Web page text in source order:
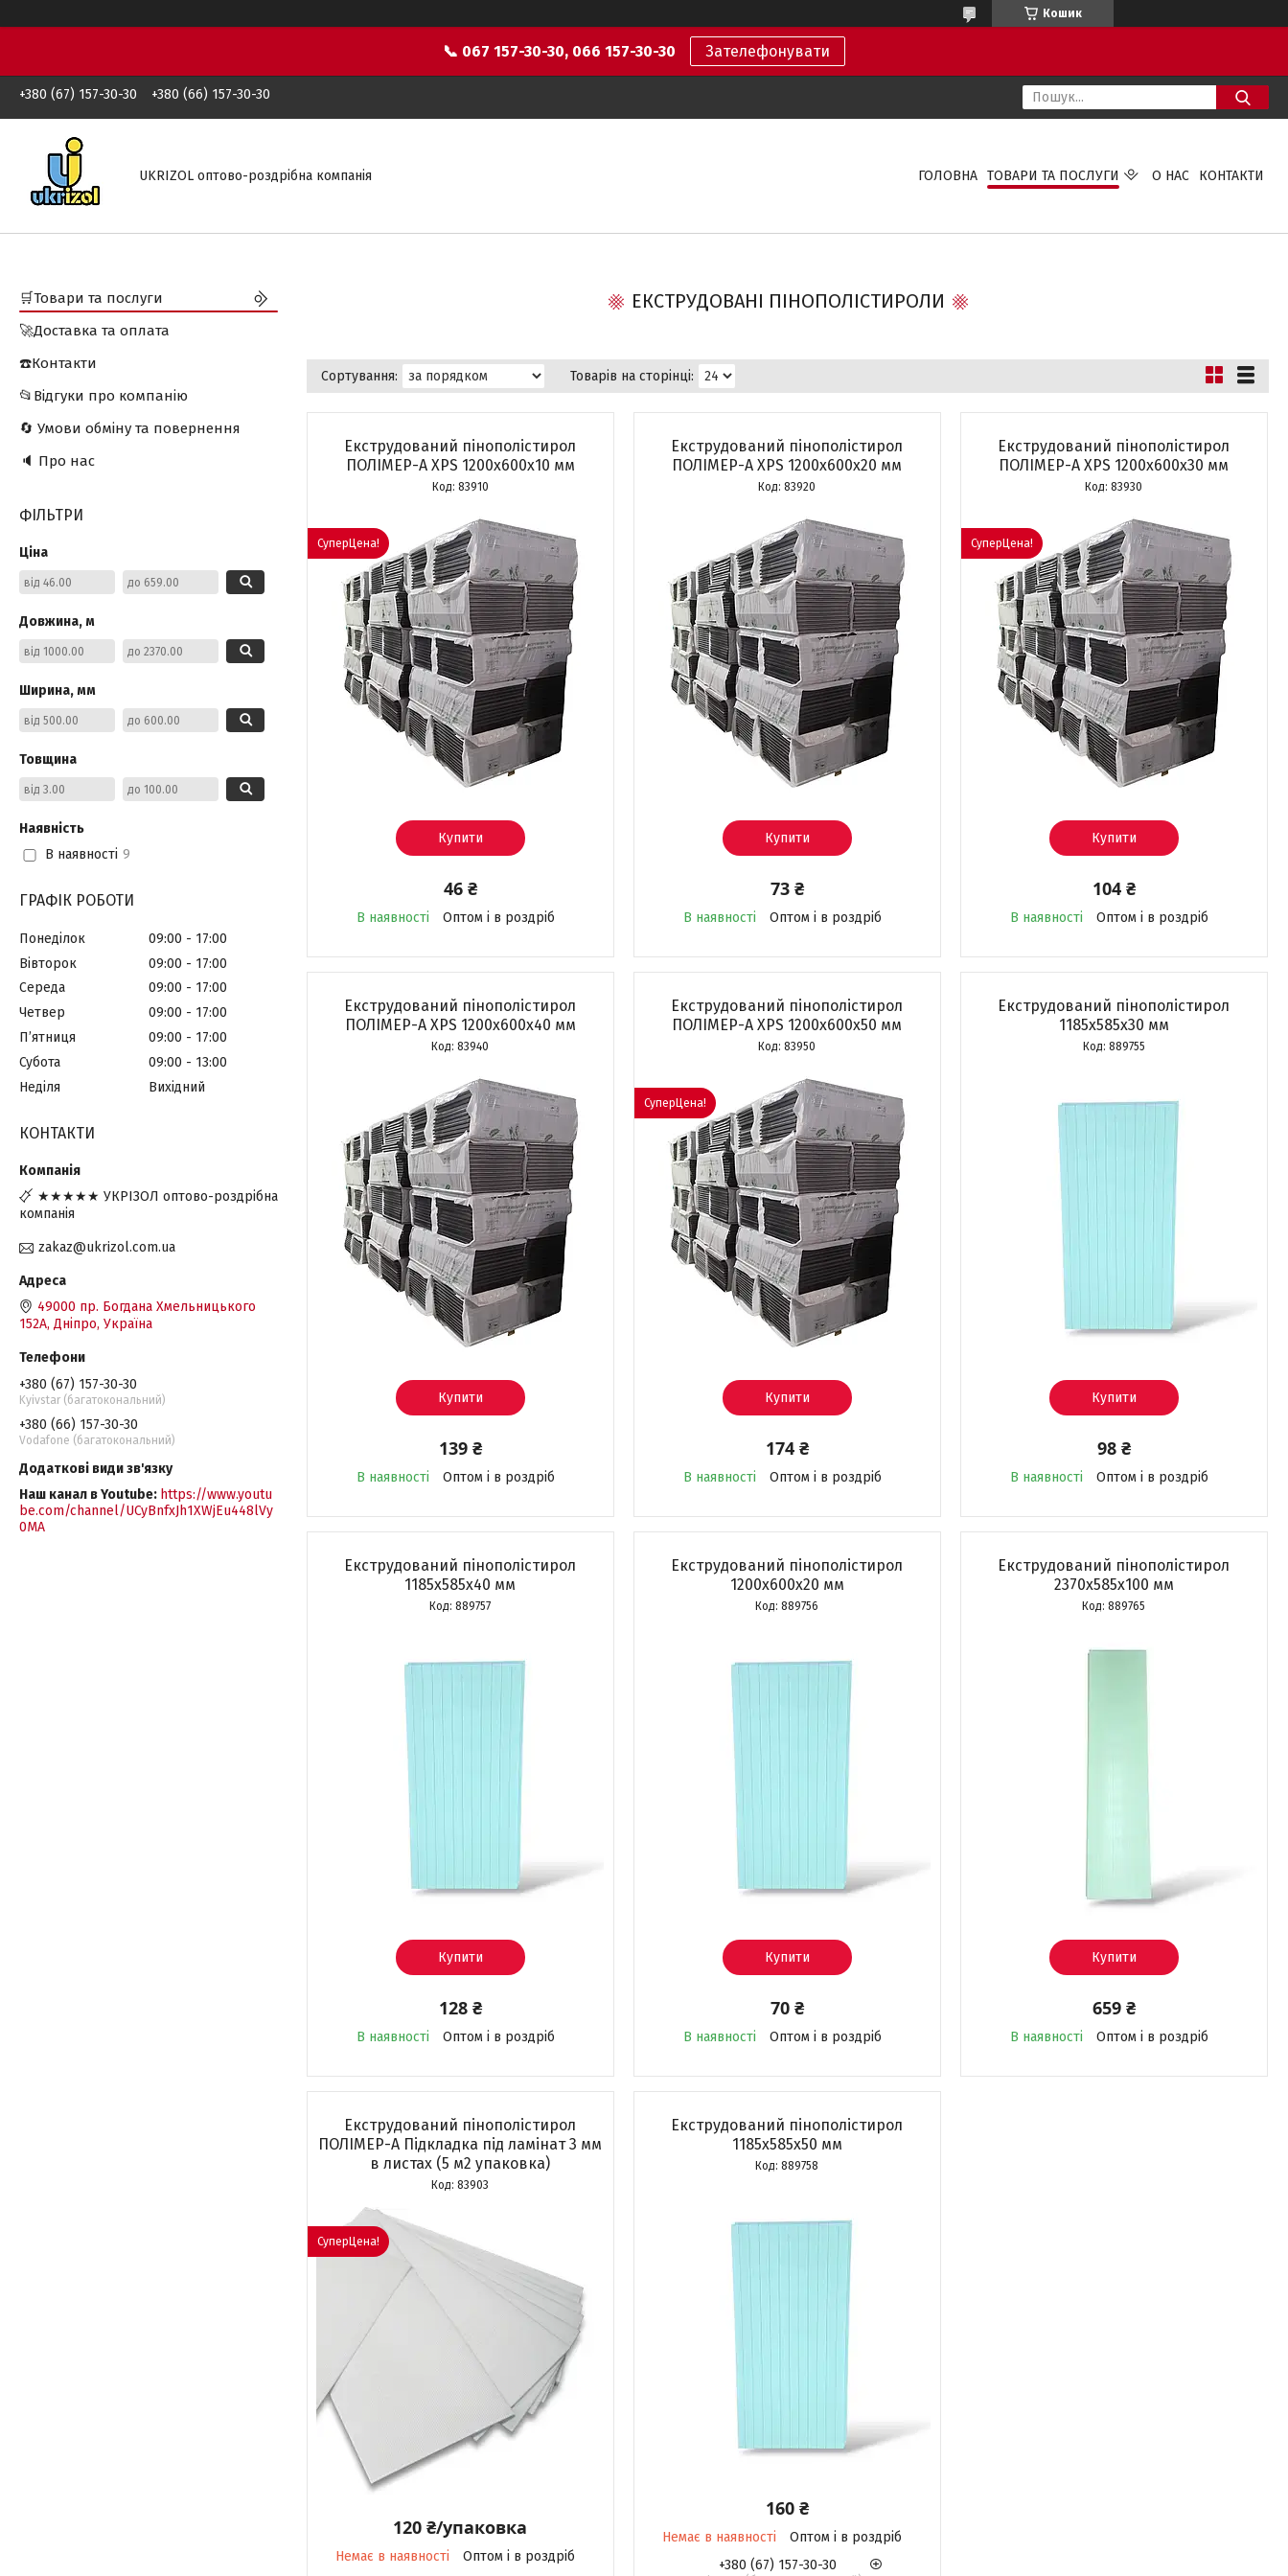
Кошик
📞 067 157-30-30, 066 157-30-30 Зателефонувати
+380 (67) 157-30-30 +380 (66) 157-30-30
UKRIZOL оптово-роздрібна компанія ГОЛОВНА ТОВАРИ ТА ПОСЛУГИ О НАС КОНТАКТИ
ЕКСТРУДОВАНІ ПІНОПОЛІСТИРОЛИ
Екструдований пінополістирол
ПОЛІМЕР-А XPS 1200х600х10 мм
83910
СуперЦена!
Купити
46 ₴
В наявності Оптом і в роздріб
Екструдований пінополістирол
ПОЛІМЕР-А XPS 1200х600х20 мм
83920
Купити
73 ₴
В наявності Оптом і в роздріб
Екструдований пінополістирол
ПОЛІМЕР-А XPS 1200х600х30 мм
83930
СуперЦена!
Купити
104 ₴
В наявності Оптом і в роздріб
Екструдований пінополістирол
ПОЛІМЕР-А XPS 1200х600х40 мм
83940
Купити
139 ₴
В наявності Оптом і в роздріб
Екструдований пінополістирол
ПОЛІМЕР-А XPS 1200х600х50 мм
83950
СуперЦена!
Купити
174 ₴
В наявності Оптом і в роздріб
Екструдований пінополістирол
1185х585х30 мм
889755
Купити
98 ₴
В наявності Оптом і в роздріб
Екструдований пінополістирол
1185х585х40 мм
889757
Купити
128 ₴
В наявності Оптом і в роздріб
Екструдований пінополістирол
1200х600х20 мм
889756
Купити
70 ₴
В наявності Оптом і в роздріб
Екструдований пінополістирол
2370х585х100 мм
889765
Купити
659 ₴
В наявності Оптом і в роздріб
Екструдований пінополістирол
ПОЛІМЕР-А Підкладка під ламінат 3 мм
в листах (5 м2 упаковка)
83903
СуперЦена!
120 ₴/упаковка
Немає в наявності Оптом і в роздріб
Екструдований пінополістирол
1185х585х50 мм
889758
160 ₴
Немає в наявності
Оптом і в роздріб
+380 (67) 157-30-30
🛒Товари та послуги
🚀Доставка та оплата
☎️Контакти
📂Відгуки про компанію
🔄 Умови обміну та повернення
🔈 Про нас
ФІЛЬТРИ
Ціна
Довжина, м
Ширина, мм
Товщина
Наявність
В наявності 9
ГРАФІК РОБОТИ
Понеділок 09:00
17:00
Вівторок
09:00
17:00
Середа
09:00
17:00
Четвер
09:00
17:00
Пʼятниця
09:00
17:00
Субота
09:00
13:00
Неділя
Вихідний
КОНТАКТИ
★★★★★ УКРІЗОЛ оптово-роздрібна
компанія
zakaz@ukrizol.com.ua
49000 пр. Богдана Хмельницького
152А, Дніпро, Україна
+380 (67) 157-30-30
Kyivstar (багатокональний)
+380 (66) 157-30-30
Vodafone (багатокональний)
Наш канал в Youtube https://www.youtu
be.com/channel/UCyBnfxJh1XWjEu448lVy
0MA